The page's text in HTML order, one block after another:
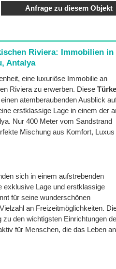
Anfrage zu diesem Objekt
Riviera: Immobilien in
Antalya
eine luxuriöse Immobilie an
Riviera zu erwerben. Diese
atemberaubenden Ausblick
erstklassige Lage in einem der
Nur 400 Meter vom Sandstrand
Mischung aus Komfort, Luxus
sich in einem aufstrebenden
exklusive Lage und erstklassige
für seine wunderschönen
an Freizeitmöglichkeiten.
den wichtigsten Einrichtungen
für Menschen, die das Leben an